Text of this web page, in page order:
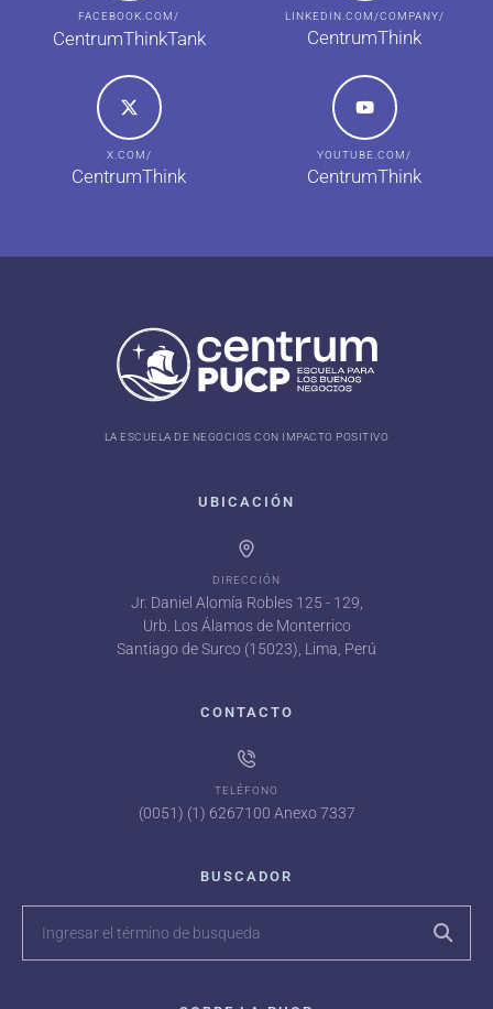
FACEBOOK.COM/
CentrumThinkTank
LINKEDIN.COM/COMPANY/
CentrumThink
X.COM/
CentrumThink
YOUTUBE.COM/
CentrumThink
LA ESCUELA DE NEGOCIOS CON IMPACTO POSITIVO
UBICACIÓN
DIRECCIÓN
Jr. Daniel Alomía Robles 125 - 129,
Urb. Los Álamos de Monterrico
Santiago de Surco (15023), Lima, Perú
CONTACTO
TELÉFONO
(0051) (1) 6267100 Anexo 7337
BUSCADOR